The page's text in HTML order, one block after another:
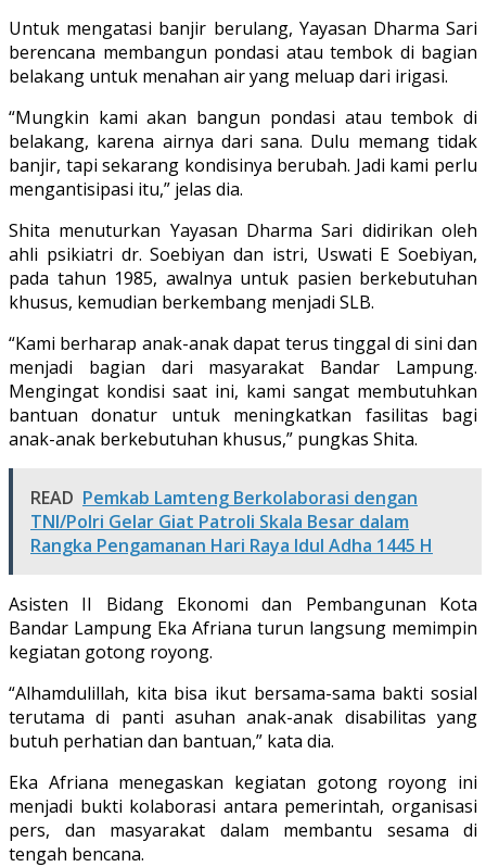
Untuk mengatasi banjir berulang, Yayasan Dharma Sari
berencana membangun pondasi atau tembok di bagian
belakang untuk menahan air yang meluap dari irigasi.
“Mungkin kami akan bangun pondasi atau tembok di
belakang, karena airnya dari sana. Dulu memang tidak
banjir, tapi sekarang kondisinya berubah. Jadi kami perlu
mengantisipasi itu,” jelas dia.
Shita menuturkan Yayasan Dharma Sari didirikan oleh
ahli psikiatri dr. Soebiyan dan istri, Uswati E Soebiyan,
pada tahun 1985, awalnya untuk pasien berkebutuhan
khusus, kemudian berkembang menjadi SLB.
“Kami berharap anak-anak dapat terus tinggal di sini dan
menjadi bagian dari masyarakat Bandar Lampung.
Mengingat kondisi saat ini, kami sangat membutuhkan
bantuan donatur untuk meningkatkan fasilitas bagi
anak-anak berkebutuhan khusus,” pungkas Shita.
READ Pemkab Lamteng Berkolaborasi dengan
TNI/Polri Gelar Giat Patroli Skala Besar dalam
Rangka Pengamanan Hari Raya Idul Adha 1445 H
Asisten II Bidang Ekonomi dan Pembangunan Kota
Bandar Lampung Eka Afriana turun langsung memimpin
kegiatan gotong royong.
“Alhamdulillah, kita bisa ikut bersama-sama bakti sosial
terutama di panti asuhan anak-anak disabilitas yang
butuh perhatian dan bantuan,” kata dia.
Eka Afriana menegaskan kegiatan gotong royong ini
menjadi bukti kolaborasi antara pemerintah, organisasi
pers, dan masyarakat dalam membantu sesama di
tengah bencana.